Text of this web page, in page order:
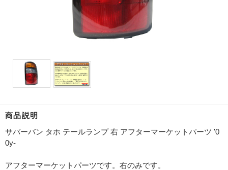
商品説明
サバーバン タホ テールランプ 右 アフターマーケットパーツ '0
0y-
アフターマーケットパーツです。右のみです。